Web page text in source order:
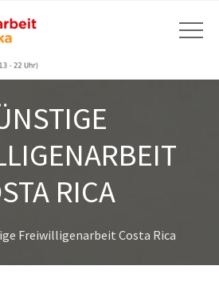
RICA
Freiwilligenarbeit Costa Rica